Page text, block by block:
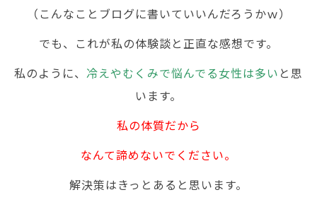
（こんなことブログに書いていいんだろうかｗ）
でも、これが私の体験談と正直な感想です。
私のように、 冷えやむくみで悩んでる女性は多い と思
います。
私の体質だから
なんて諦めないでください。
解決策はきっとあると思います。